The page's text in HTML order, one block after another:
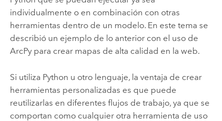
individualmente o en combinación con otras
herramientas dentro de un modelo. En este tema se
describió un ejemplo de lo anterior con el uso de
ArcPy para crear mapas de alta calidad en la web.
Si utiliza Python u otro lenguaje, la ventaja de crear
herramientas personalizadas es que puede
reutilizarlas en diferentes flujos de trabajo, ya que se
comportan como cualquier otra herramienta de uso